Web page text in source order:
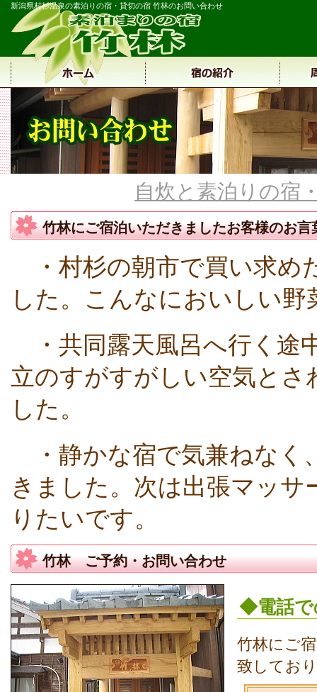
新潟県村杉温泉の素泊りの宿・貸切の宿 竹林のお問い合わせ
自炊と素泊りの宿
竹林にご宿泊いただきましたお客様のお言
・村杉の朝市で買い求め
した。こんなにおいしい
・共同露天風呂へ行く途
立のすがすがしい空気と
した。
・静かな宿で気兼ねなく
きました。次は出張マッ
りたいです。
竹林 ご予約・お問い合わせ
◆電話で
竹林にご
致してお